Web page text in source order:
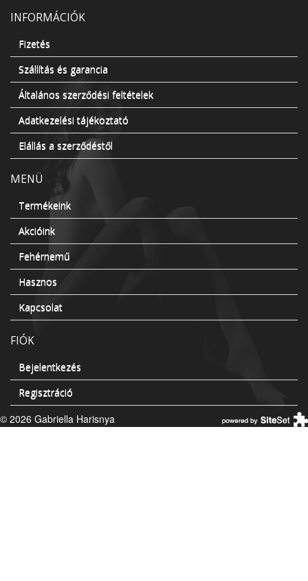
INFORMÁCIÓK
Fizetés
Szállítás és garancia
Általános szerződési feltételek
Adatkezelési tájékoztató
Elállás a szerződéstől
MENÜ
Termékeink
Akcióink
Fehérnemű
Hasznos
Kapcsolat
FIÓK
Bejelentkezés
Regisztráció
© 2026 Gabriella Harisnya